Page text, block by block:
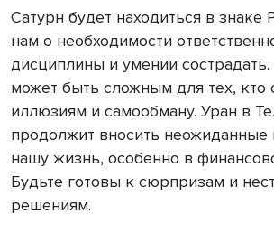
Сатурн будет находиться в знаке
нам о необходимости
дисциплины и умении
может быть сложным для тех, кто
иллюзиям и самообману. Уран в
продолжит вносить неожиданные
нашу жизнь, особенно в
Будьте готовы к сюрпризам и
решениям.